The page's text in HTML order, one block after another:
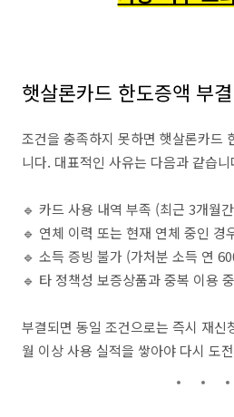
햇살론카드 한도증액 부
조건을 충족하지 못하면 햇살론카드
니다. 대표적인 사유는 다음과 같습니
🔹 카드 사용 내역 부족 (최근 3개월
🔹 연체 이력 또는 현재 연체 중인 경
🔹 소득 증빙 불가 (가처분 소득 연
🔹 타 정책성 보증상품과 중복 이용 중
부결되면 동일 조건으로는 즉시 재신
월 이상 사용 실적을 쌓아야 다시 도